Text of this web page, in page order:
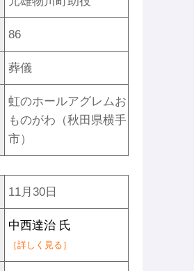
86
葬儀
虹のホールアグレムお
ものがわ（秋田県横手
市）
11月30日
中西達治 氏
［詳しく見る］